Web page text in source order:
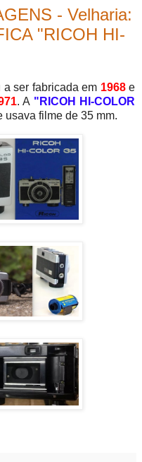
- Velharia:
"RICOH HI-
ser fabricada em 1968e
. A "RICOH HI-COLOR
usava filme de 35 mm.